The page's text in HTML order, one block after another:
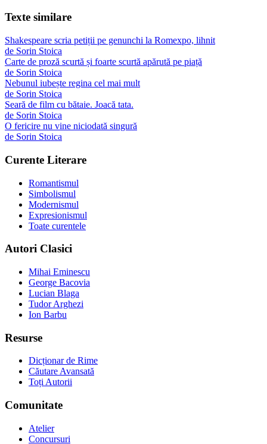
Texte similare
Shakespeare scria petiții pe genunchi la Romexpo, lihnit
de Sorin Stoica
Carte de proză scurtă și foarte scurtă apărută pe piață
de Sorin Stoica
Nebunul iubește regina cel mai mult
de Sorin Stoica
Seară de film cu bătaie. Joacă tata.
de Sorin Stoica
O fericire nu vine niciodată singură
de Sorin Stoica
Curente Literare
Romantismul
Simbolismul
Modernismul
Expresionismul
Toate curentele
Autori Clasici
Mihai Eminescu
George Bacovia
Lucian Blaga
Tudor Arghezi
Ion Barbu
Resurse
Dicționar de Rime
Căutare Avansată
Toți Autorii
Comunitate
Atelier
Concursuri